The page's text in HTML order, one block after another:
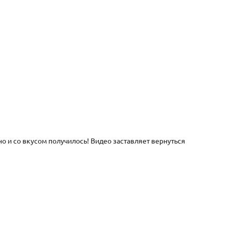
со вкусом получилось! Видео заставляет вернуться